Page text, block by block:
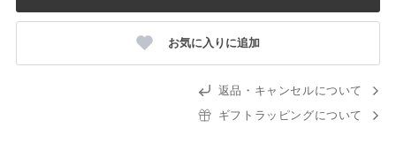
お気に入りに追加
返品・キャンセルについて
ギフトラッピングについて